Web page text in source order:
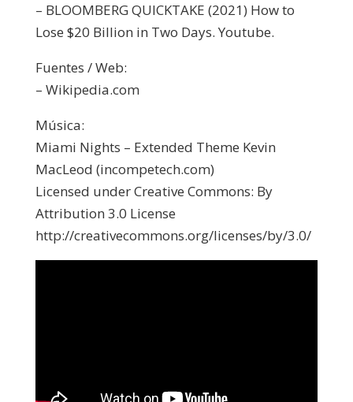
– BLOOMBERG QUICKTAKE (2021) How to
Lose $20 Billion in Two Days. Youtube.
Fuentes / Web:
– Wikipedia.com
Música:
Miami Nights – Extended Theme Kevin
MacLeod (incompetech.com)
Licensed under Creative Commons: By
Attribution 3.0 License
http://creativecommons.org/licenses/by/3.0/